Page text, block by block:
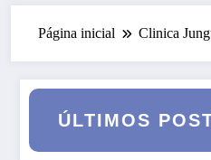
Página inicial Clinica
ÚLTIMOS
Entre o Falso e o Não